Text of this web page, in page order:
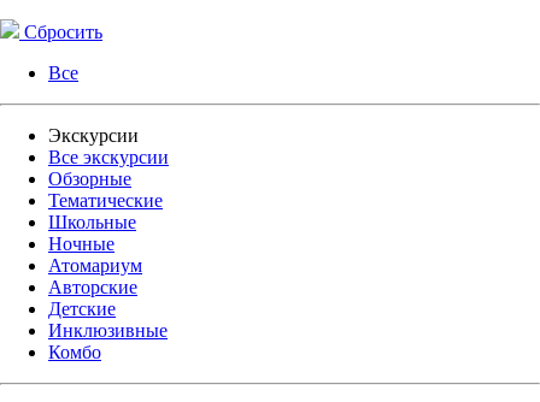
Сбросить
Все
Экскурсии
Все экскурсии
Обзорные
Тематические
Школьные
Ночные
Атомариум
Авторские
Детские
Инклюзивные
Комбо